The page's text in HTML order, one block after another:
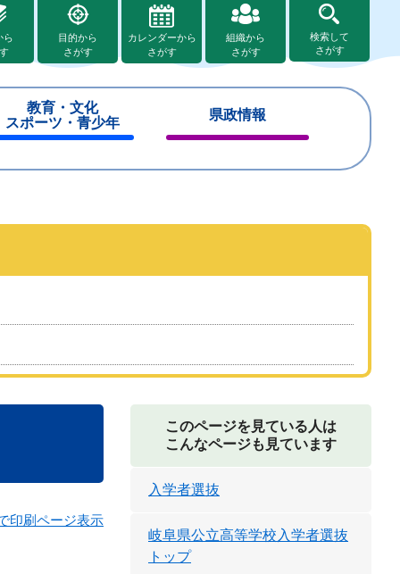
ら
目的から
さがす
カレンダーから
さがす
組織から
さがす
検索して
さがす
教育・文化
スポーツ・青少年
県政情報
じ
印刷ページ表示
このページを見ている人は
こんなページも見ています
入学者選抜
岐阜県公立高等学校入学者選抜
トップ